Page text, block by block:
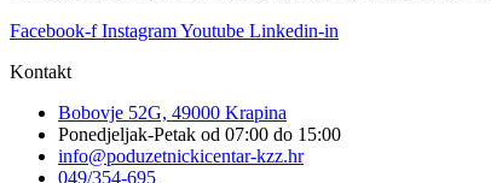
Facebook-f InstagramYoutube Linkedin-in
Kontakt
Bobovje 52G, 49000 Krapina
Ponedjeljak-Petak od 07:00 do 15:00
info@poduzetnickicentar-kzz.hr
049/354-695